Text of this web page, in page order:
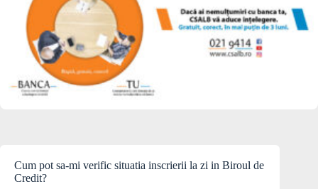
Cum pot sa-mi verific situatia inscrierii la zi in Biroul de
Credit?